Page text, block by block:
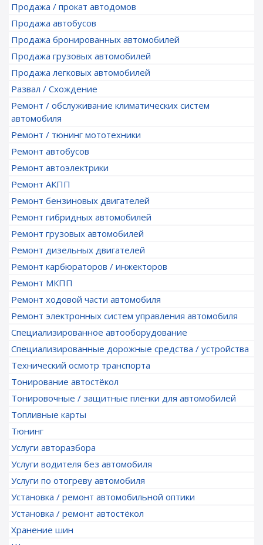
Продажа / прокат автодомов
Продажа автобусов
Продажа бронированных автомобилей
Продажа грузовых автомобилей
Продажа легковых автомобилей
Развал / Схождение
Ремонт / обслуживание климатических систем
автомобиля
Ремонт / тюнинг мототехники
Ремонт автобусов
Ремонт автоэлектрики
Ремонт АКПП
Ремонт бензиновых двигателей
Ремонт гибридных автомобилей
Ремонт грузовых автомобилей
Ремонт дизельных двигателей
Ремонт карбюраторов / инжекторов
Ремонт МКПП
Ремонт ходовой части автомобиля
Ремонт электронных систем управления автомобиля
Специализированное автооборудование
Специализированные дорожные средства / устройства
Технический осмотр транспорта
Тонирование автостёкол
Тонировочные / защитные плёнки для автомобилей
Топливные карты
Тюнинг
Услуги авторазбора
Услуги водителя без автомобиля
Услуги по отогреву автомобиля
Установка / ремонт автомобильной оптики
Установка / ремонт автостёкол
Хранение шин